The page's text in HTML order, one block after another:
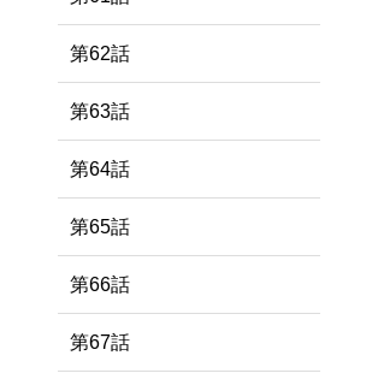
第62話
第63話
第64話
第65話
第66話
第67話